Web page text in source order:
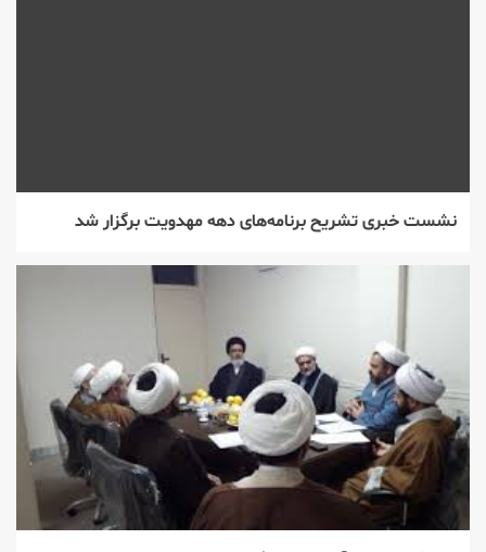
نشست خبری تشریح برنامه‌های دهه‌ مهدویت برگزار شد